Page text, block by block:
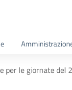
per le giornate del